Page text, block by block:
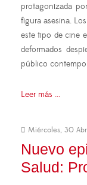
protagonizada
figura asesina.
este tipo de cine
deformados
público
Leer más ...
Miércoles, 30
Nuevo
Salud: